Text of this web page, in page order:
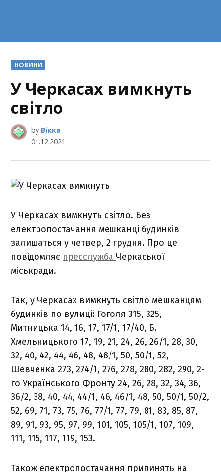
POSTED
IN
НОВИНИ
У Черкасах вимкнуть
світло
by Вікка
01.12.2021
У Черкасах вимкнуть світло. Без
електропостачання мешканці будинків
залишаться у четвер, 2 грудня. Про це
повідомляє пресслужба Черкаської
міськради.
Так, у Черкасах вимкнуть світло мешканцям
будинків по вулиці: Гоголя 315, 325,
Митницька 14, 16, 17, 17/1, 17/40, Б.
Хмельницького 17, 19, 21, 24, 26, 26/1, 28, 30,
32, 40, 42, 44, 46, 48, 48/1, 50, 50/1, 52,
Шевченка 273, 274/1, 276, 278, 280, 282, 290, 2-
го Українського Фронту 24, 26, 28, 32, 34, 36,
36/2, 38, 40, 44, 44/1, 46, 46/1, 48, 50, 50/1, 50/2,
52, 69, 71, 73, 75, 76, 77/1, 77, 79, 81, 83, 85, 87,
89, 91, 93, 95, 97, 99, 101, 105, 105/1, 107, 109,
111, 115, 117, 119, 153.
Також електропостачання припинять на